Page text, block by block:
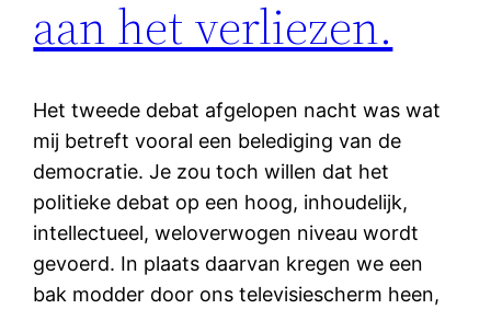
aan het verliezen.
Het tweede debat afgelopen nacht was wat
mij betreft vooral een belediging van de
democratie. Je zou toch willen dat het
politieke debat op een hoog, inhoudelijk,
intellectueel, weloverwogen niveau wordt
gevoerd. In plaats daarvan kregen we een
bak modder door ons televisiescherm heen,